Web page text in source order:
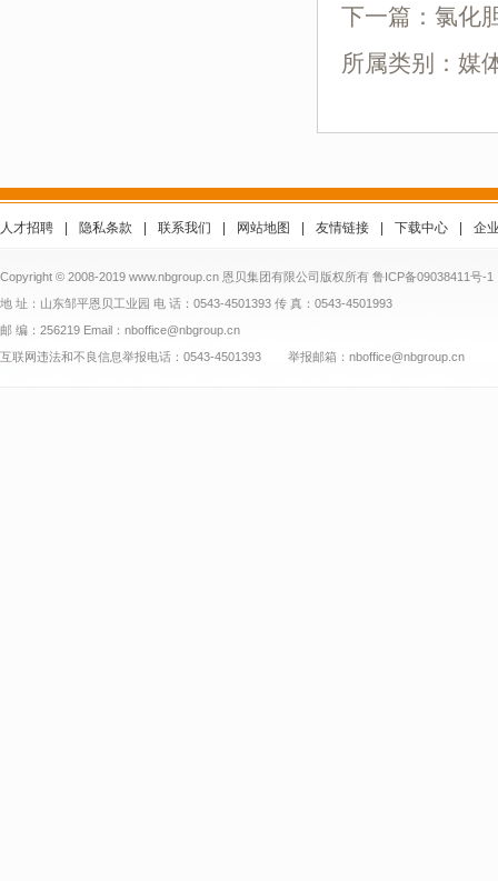
下一篇： 氯化
所属类别：媒
人才招聘 隐私条款 联系我们 网站地图 友情链接 下载中心 企
Copyright © 2008-2019 www.nbgroup.cn 恩贝集团有限公司版权所有 鲁ICP备09038411号-1
地 址：山东邹平恩贝工业园 电 话：0543-4501393 传 真：0543-4501993
邮 编：256219 Email：nboffice@nbgroup.cn
互联网违法和不良信息举报电话：0543-4501393 举报邮箱：nboffice@nbgroup.cn